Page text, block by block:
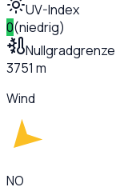
UV-Index
0(niedrig)
Nullgradgrenze
3751 m
Wind
NO